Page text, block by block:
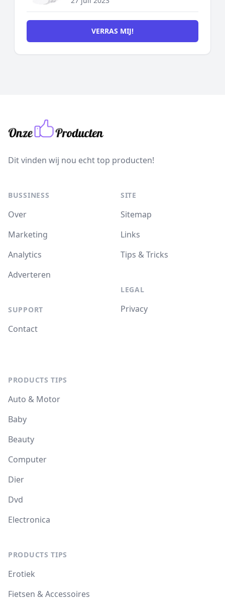
VERRAS MIJ!
Dit vinden wij nou echt top producten!
BUSSINESS
Over
Marketing
Analytics
Adverteren
SUPPORT
Contact
SITE
Sitemap
Links
Tips & Tricks
LEGAL
Privacy
PRODUCTS TIPS
Auto & Motor
Baby
Beauty
Computer
Dier
Dvd
Electronica
PRODUCTS TIPS
Erotiek
Fietsen & Accessoires